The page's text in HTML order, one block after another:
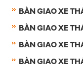
BÀN GIAO XE
BÀN GIAO XE
BÀN GIAO XE
BÀN GIAO XE